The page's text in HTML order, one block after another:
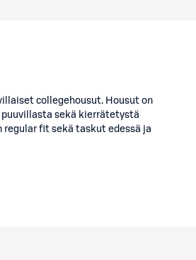
collegehousut. Housut on
sekä kierrätetystä
fit sekä taskut edessä ja